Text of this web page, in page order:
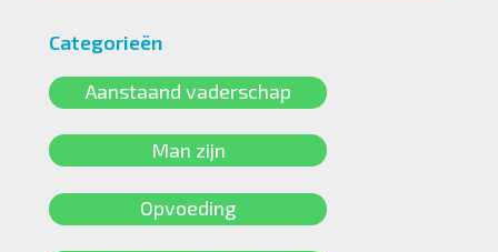
Categorieën
Aanstaand vaderschap
Man zijn
Opvoeding